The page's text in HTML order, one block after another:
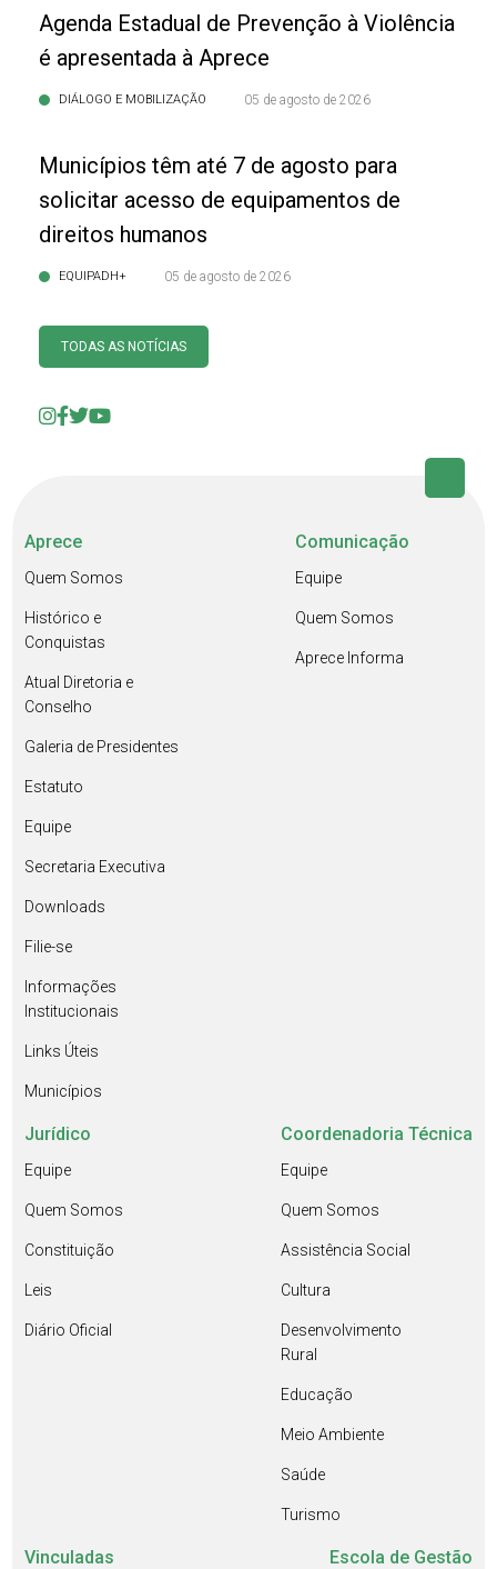
Agenda Estadual de Prevenção à Violência
é apresentada à Aprece
DIÁLOGO E MOBILIZAÇÃO 05 de agosto de 2026
Municípios têm até 7 de agosto para
solicitar acesso de equipamentos de
direitos humanos
EQUIPADH+ 05 de agosto de 2026
TODAS AS NOTÍCIAS
Aprece
Quem Somos
Histórico e
Conquistas
Atual Diretoria e
Conselho
Galeria de Presidentes
Estatuto
Equipe
Secretaria Executiva
Downloads
Filie-se
Informações
Institucionais
Links Úteis
Municípios
Comunicação
Equipe
Quem Somos
Aprece Informa
Jurídico
Equipe
Quem Somos
Constituição
Leis
Diário Oficial
Coordenadoria Técnica
Equipe
Quem Somos
Assistência Social
Cultura
Desenvolvimento
Rural
Educação
Meio Ambiente
Saúde
Turismo
Vinculadas Escola de Gestão